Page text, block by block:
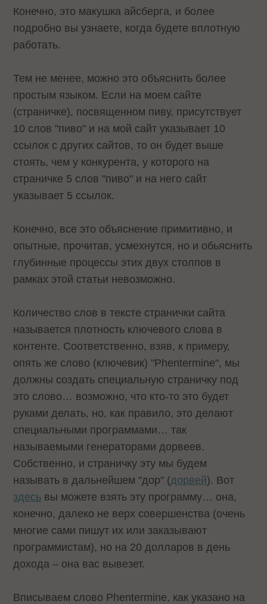
Конечно, это макушка айсберга, и более
подробно вы узнаете, когда будете вплотную
работать.
Тем не менее, можно это объяснить более
простым языком. Если на моем сайте
(страничке), посвященном пиву, присутствует
10 слов "пиво" и на мой сайт указывает 10
ссылок с других сайтов, то он будет выше
стоять, чем у конкурента, у которого на
страничке 5 слов "пиво" и на него сайт
указывает 5 ссылок.
Конечно, все это объяснение примитивно, и
опытные, прочитав, усмехнутся, но и обьяснить
глубинные процессы этих двух столпов в
рамках этой статьи невозможно.
Количество слов в тексте странички сайта
называется плотность ключевого слова в
контенте. Соответственно, взяв, к примеру,
опять же слово (ключевик) "Phentermine", мы
должны создать специальную страничку под
это слово… возможно, что кто-то это будет
руками делать, но, как правило, это делают
специальными программами… так
называемыми генераторами дорвеев.
Собственно, и страничку эту мы будем
называть в дальнейшем "дор" (дорвей). Вот
здесь вы можете взять эту программу… она,
конечно, далеко не верх совершенства (очень
многие сами пишут их или заказывают
программистам), но на 20 долларов в день
дохода – она вас вывезет.
Вписываем слово Phentermine, как указано на